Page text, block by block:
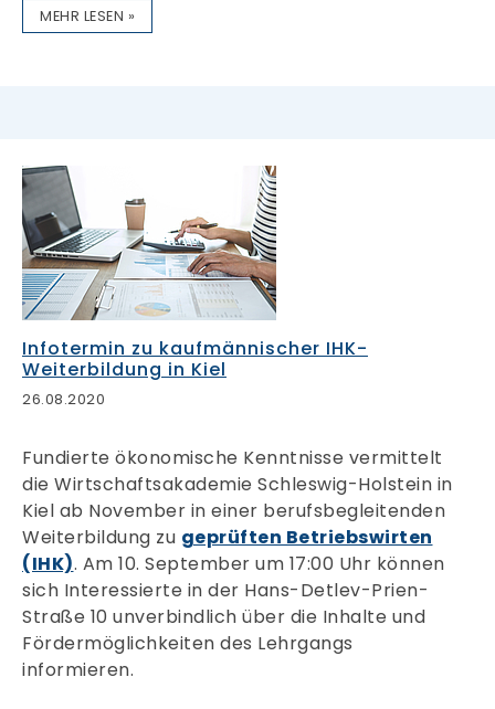
MEHR LESEN »
Infotermin zu kaufmännischer IHK-
Weiterbildung in Kiel
26.08.2020
Fundierte ökonomische Kenntnisse vermittelt
die Wirtschaftsakademie Schleswig-Holstein in
Kiel ab November in einer berufsbegleitenden
Weiterbildung zu geprüften Betriebswirten
(IHK). Am 10. September um 17:00 Uhr können
sich Interessierte in der Hans-Detlev-Prien-
Straße 10 unverbindlich über die Inhalte und
Fördermöglichkeiten des Lehrgangs
informieren.